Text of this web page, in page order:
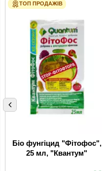
ТОП ПРОДАЖІВ
Біо фунгіцид "Фітофос",
25 мл, "Квантум"